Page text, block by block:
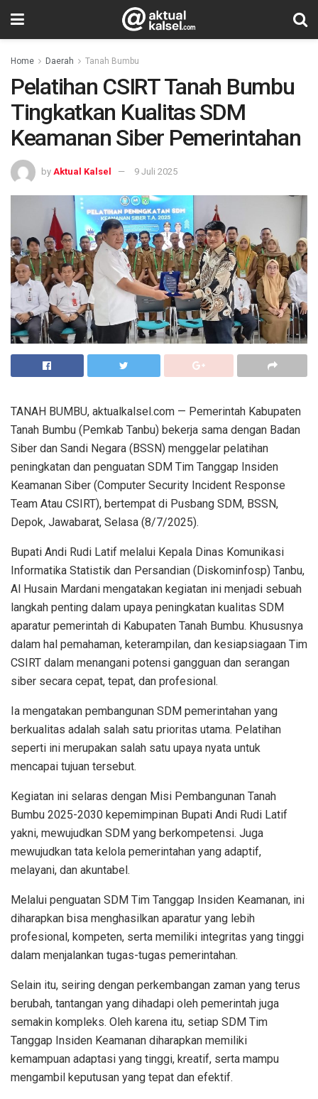
Home Daerah Tanah Bumbu
Pelatihan CSIRT Tanah Bumbu
Tingkatkan Kualitas SDM
Keamanan Siber Pemerintahan
by Aktual Kalsel 9 Juli 2025
TANAH BUMBU, aktualkalsel.com — Pemerintah Kabupaten
Tanah Bumbu (Pemkab Tanbu) bekerja sama dengan Badan
Siber dan Sandi Negara (BSSN) menggelar pelatihan
peningkatan dan penguatan SDM Tim Tanggap Insiden
Keamanan Siber (Computer Security Incident Response
Team Atau CSIRT), bertempat di Pusbang SDM, BSSN,
Depok, Jawabarat, Selasa (8/7/2025).
Bupati Andi Rudi Latif melalui Kepala Dinas Komunikasi
Informatika Statistik dan Persandian (Diskominfosp) Tanbu,
Al Husain Mardani mengatakan kegiatan ini menjadi sebuah
langkah penting dalam upaya peningkatan kualitas SDM
aparatur pemerintah di Kabupaten Tanah Bumbu. Khususnya
dalam hal pemahaman, keterampilan, dan kesiapsiagaan Tim
CSIRT dalam menangani potensi gangguan dan serangan
siber secara cepat, tepat, dan profesional.
Ia mengatakan pembangunan SDM pemerintahan yang
berkualitas adalah salah satu prioritas utama. Pelatihan
seperti ini merupakan salah satu upaya nyata untuk
mencapai tujuan tersebut.
Kegiatan ini selaras dengan Misi Pembangunan Tanah
Bumbu 2025-2030 kepemimpinan Bupati Andi Rudi Latif
yakni, mewujudkan SDM yang berkompetensi. Juga
mewujudkan tata kelola pemerintahan yang adaptif,
melayani, dan akuntabel.
Melalui penguatan SDM Tim Tanggap Insiden Keamanan, ini
diharapkan bisa menghasilkan aparatur yang lebih
profesional, kompeten, serta memiliki integritas yang tinggi
dalam menjalankan tugas-tugas pemerintahan.
Selain itu, seiring dengan perkembangan zaman yang terus
berubah, tantangan yang dihadapi oleh pemerintah juga
semakin kompleks. Oleh karena itu, setiap SDM Tim
Tanggap Insiden Keamanan diharapkan memiliki
kemampuan adaptasi yang tinggi, kreatif, serta mampu
mengambil keputusan yang tepat dan efektif.